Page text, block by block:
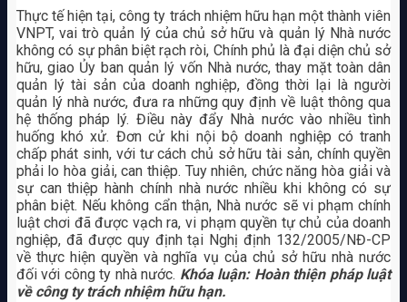
Thực tế hiện tại, công ty trách nhiệm hữu hạn một thành viên
VNPT, vai trò quản lý của chủ sở hữu và quản lý Nhà nước
không có sự phân biệt rạch ròi, Chính phủ là đại diện chủ sở
hữu, giao Ủy ban quản lý vốn Nhà nước, thay mặt toàn dân
quản lý tài sản của doanh nghiệp, đồng thời lại là người
quản lý nhà nước, đưa ra những quy định về luật thông qua
hệ thống pháp lý. Điều này đẩy Nhà nước vào nhiều tình
huống khó xử. Đơn cử khi nội bộ doanh nghiệp có tranh
chấp phát sinh, với tư cách chủ sở hữu tài sản, chính quyền
phải lo hòa giải, can thiệp. Tuy nhiên, chức năng hòa giải và
sự can thiệp hành chính nhà nước nhiều khi không có sự
phân biệt. Nếu không cẩn thận, Nhà nước sẽ vi phạm chính
luật chơi đã được vạch ra, vi phạm quyền tự chủ của doanh
nghiệp, đã được quy định tại Nghị định 132/2005/NĐ-CP
về thực hiện quyền và nghĩa vụ của chủ sở hữu nhà nước
đối với công ty nhà nước. Khóa luận: Hoàn thiện pháp luật
về công ty trách nhiệm hữu hạn.